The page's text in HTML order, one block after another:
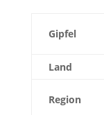
Gipfel
Land
Region